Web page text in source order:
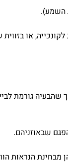
השמע).
או בזווית
שהבעיה גורמת
שבאוזניהם.
הנראות